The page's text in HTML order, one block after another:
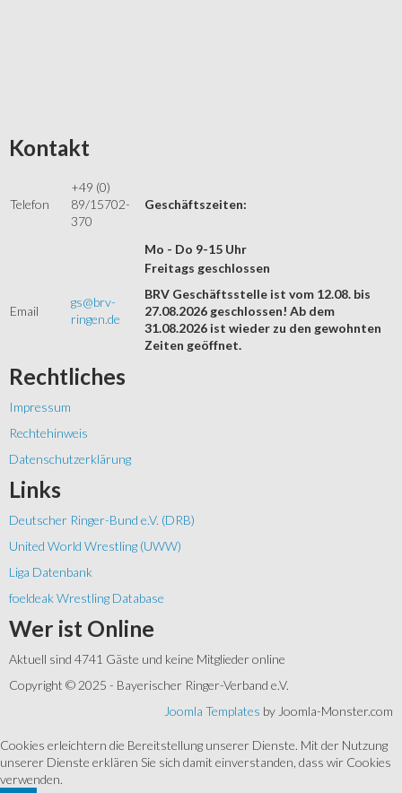
Kontakt
Telefon
+49 (0)
89/15702-
370
Geschäftszeiten:
Mo - Do 9-15 Uhr
Email
gs@brv-
ringen.de
Freitags geschlossen
BRV Geschäftsstelle ist vom 12.08. bis
27.08.2026 geschlossen! Ab dem
31.08.2026 ist wieder zu den gewohnten
Zeiten geöffnet.
Rechtliches
Impressum
Rechtehinweis
Datenschutzerklärung
Links
Deutscher Ringer-Bund e.V. (DRB)
United World Wrestling (UWW)
Liga Datenbank
foeldeak Wrestling Database
Wer ist Online
Aktuell sind 4741 Gäste und keine Mitglieder online
Copyright © 2025 - Bayerischer Ringer-Verband e.V.
Joomla Templates by Joomla-Monster.com
Cookies erleichtern die Bereitstellung unserer Dienste. Mit der Nutzung
unserer Dienste erklären Sie sich damit einverstanden, dass wir Cookies
verwenden.